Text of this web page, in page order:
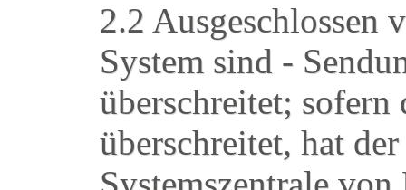
2.2
System sind -
überschreitet;
überschreitet, hat